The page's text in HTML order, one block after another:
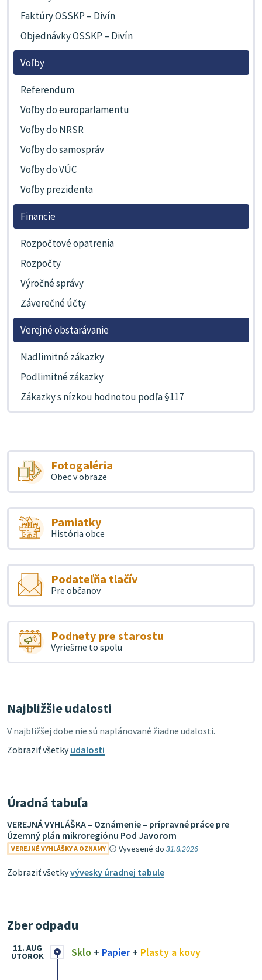
Faktúry OSSKP – Divín
Objednávky OSSKP – Divín
Voľby
Referendum
Voľby do europarlamentu
Voľby do NRSR
Voľby do samospráv
Voľby do VÚC
Voľby prezidenta
Financie
Rozpočtové opatrenia
Rozpočty
Výročné správy
Záverečné účty
Verejné obstarávanie
Nadlimitné zákazky
Podlimitné zákazky
Zákazky s nízkou hodnotou podľa §117
Fotogaléria
Obec v obraze
Pamiatky
História obce
Podateľňa tlačív
Pre občanov
Podnety pre starostu
Vyriešme to spolu
Najbližšie udalosti
V najbližšej dobe nie sú naplánované žiadne udalosti.
Zobraziť všetkyudalosti
Úradná tabuľa
VEREJNÁ VYHLÁŠKA – Oznámenie – prípravné práce pre
Územný plán mikroregiónu Pod Javorom
VEREJNÉ VYHLÁŠKY A OZNAMY Vyvesené do31.8.2026
Zobraziť všetkyvývesky úradnej tabule
Zber odpadu
Sklo + Papier+ Plasty a kovy
11. AUG
UTOROK